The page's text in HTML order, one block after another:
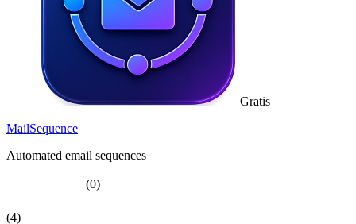
Gratis
MailSequence
Automated email sequences
(0)
(4)